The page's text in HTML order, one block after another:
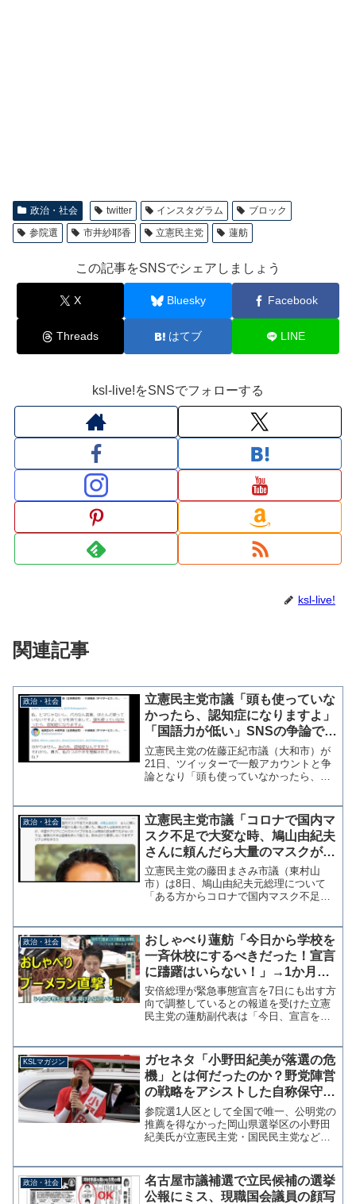
政治・社会 twitter インスタグラム
ブロック
参院選
市井紗耶香 立憲民主党 蓮舫
この記事をSNSでシェアしましょう
X Bluesky Facebook
Threads はてブ LINE
ksl-live!をSNSでフォローする
ksl-live!
関連記事
政治・社会
立憲民主党市議「頭も使っていな
かったら、認知症になりますよ」
「国語力が低い」SNSの争論で一
般アカウントに投稿
立憲民主党の佐藤正紀市議（大和市）が
21日、ツイッターで一般アカウントと争
論となり「頭も使っていなかったら、認
った。私、ヒマじゃないし、バカなん言
葉、ほとんど使っていな...
政治・社会
立憲民主党市議「コロナで国内マ
スク不足で大変な時、鳩山由紀夫
さんに頼んだら大量のマスクが中
国から届いたと聞いた」
立憲民主党の藤田まさみ市議（東村山
市）は8日、鳩山由紀夫元総理について
「ある方からコロナで国内マスク不足で
とツイッターに投稿し、中国とのパイプ
を持つ政治家として評価した...
政治・社会
おしゃべり蓮舫「今日から学校を
一斉休校にするべきだった！宣言
に躊躇はいらない！」→1か月前
の蓮舫「休校要請はすぐに撤回す
べきだ！」
安倍総理が緊急事態宣言を7日にも出す方
向で調整しているとの報道を受けた立憲
民主党の蓮舫副代表は「今日、宣言を出
宣言を出すのに躊躇はいらない。」とツ
イッターで怒りをぶちま...
KSLマガジン
ガセネタ「小野田紀美が落選の危
機」とは何だったのか？野党陣営
の戦略をアシストした自称保守の
愚行【マガジン178号】
参院選1人区として全国で唯一、公明党の
推薦を得なかった岡山県選挙区の小野田
紀美氏が立憲民主党・国民民主党などの
小野田氏優勢との結果が出ていたが、な
ぜか保守界隈から「小野...
政治・社会
名古屋市議補選で立民候補の選挙
公報にミス、現職国会議員の顔写